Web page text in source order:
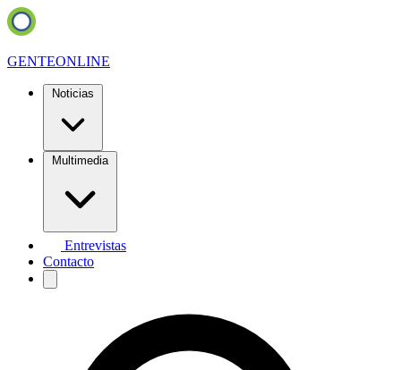
GENTEONLINE
Noticias
Multimedia
Entrevistas
Contacto